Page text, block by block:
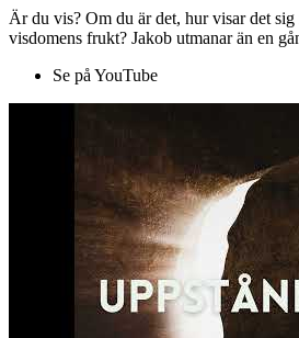
Är du vis? Om du är det, hur visar det
visdomens frukt? Jakob utmanar än en
Se på YouTube